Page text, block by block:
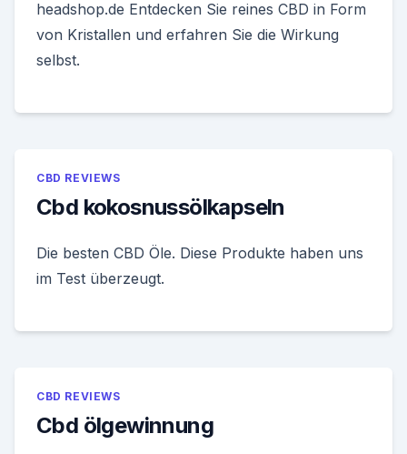
headshop.de Entdecken Sie reines CBD in Form
von Kristallen und erfahren Sie die Wirkung
selbst.
CBD REVIEWS
Cbd kokosnussölkapseln
Die besten CBD Öle. Diese Produkte haben uns
im Test überzeugt.
CBD REVIEWS
Cbd ölgewinnung